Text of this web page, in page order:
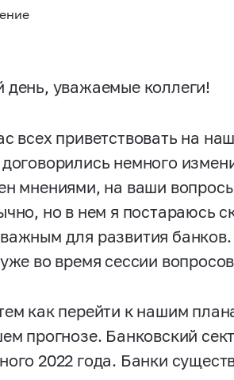
день, уважаемые коллеги!
всех приветствовать на
немного
мнениями, на ваши
но в нем я постараюсь
для развития
во время сессии
как перейти к нашим
прогнозе. Банковский
2022 года. Банки